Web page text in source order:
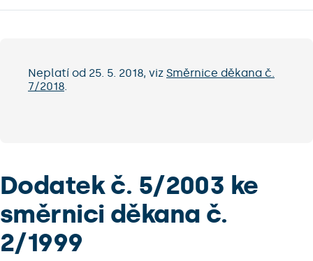
Neplatí od 25. 5. 2018, viz Směrnice děkana č.
7/2018.
Dodatek č. 5/2003 ke
směrnici děkana č.
2/1999